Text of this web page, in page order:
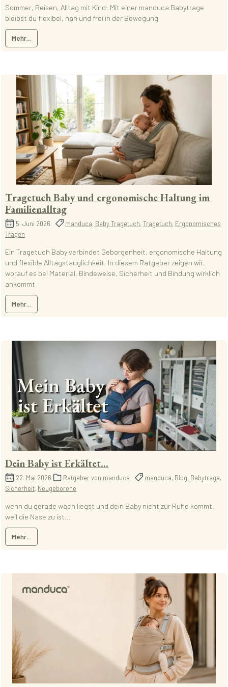
Sommer, Reisen, Alltag mit Kind: Mit einer manduca Babytrage
bleibst du flexibel, nah und frei in der Bewegung
Mehr...
Tragetuch Baby und ergonomische Haltung im
Familienalltag
5. Juni 2026 manduca, Baby Tragetuch, Tragetuch, Ergonomisches
Tragen
Ein Tragetuch Baby verbindet Geborgenheit, ergonomische Haltung
und flexible Alltagstauglichkeit. In diesem Ratgeber zeigen wir,
worauf es bei Material, Bindeweise, Sicherheit und Bindung wirklich
ankommt
Mehr...
Dein Baby ist Erkältet...
22. Mai 2026 Ratgeber von manduca manduca, Blog, Babytrage,
Sicherheit, Neugeborene
wenn du gerade wach liegst und dein Baby nicht zur Ruhe kommt,
weil die Nase zu ist...
Mehr...